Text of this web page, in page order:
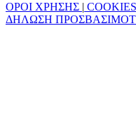
ΟΡΟΙ ΧΡΗΣΗΣ | COOKIES
ΔΗΛΩΣΗ